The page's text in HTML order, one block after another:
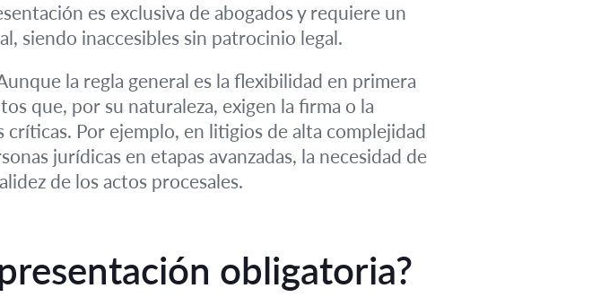
es exclusiva de abogados y requiere un
siendo inaccesibles sin patrocinio legal.
la regla general es la flexibilidad en primera
que, por su naturaleza, exigen la firma o la
Por ejemplo, en litigios de alta complejidad
jurídicas en etapas avanzadas, la necesidad de
de los actos procesales.
obligatoria?